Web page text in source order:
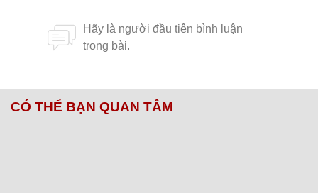
CÓ THỂ BẠN QUAN TÂM